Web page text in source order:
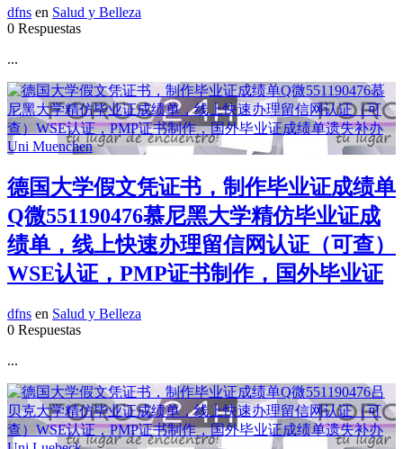
dfns en Salud y Belleza
0 Respuestas
...
德国大学假文凭证书，制作毕业证成绩单
Q微551190476慕尼黑大学精仿毕业证成
绩单，线上快速办理留信网认证（可查）
WSE认证，PMP证书制作，国外毕业证
dfns en Salud y Belleza
0 Respuestas
...